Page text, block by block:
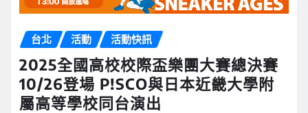
台北 活動 活動快訊
2025全國高校校際盃樂團大賽總決賽
10/26登場 P!SCO與日本近畿大學附
屬高等學校同台演出